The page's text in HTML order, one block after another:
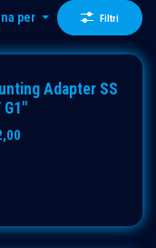
per Filtri
Adapter SS
G1"